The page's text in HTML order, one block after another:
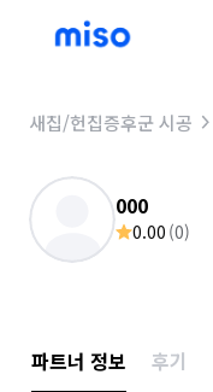
새집/헌집증후군 시공
000
0.00 (0)
파트너 정보 후기